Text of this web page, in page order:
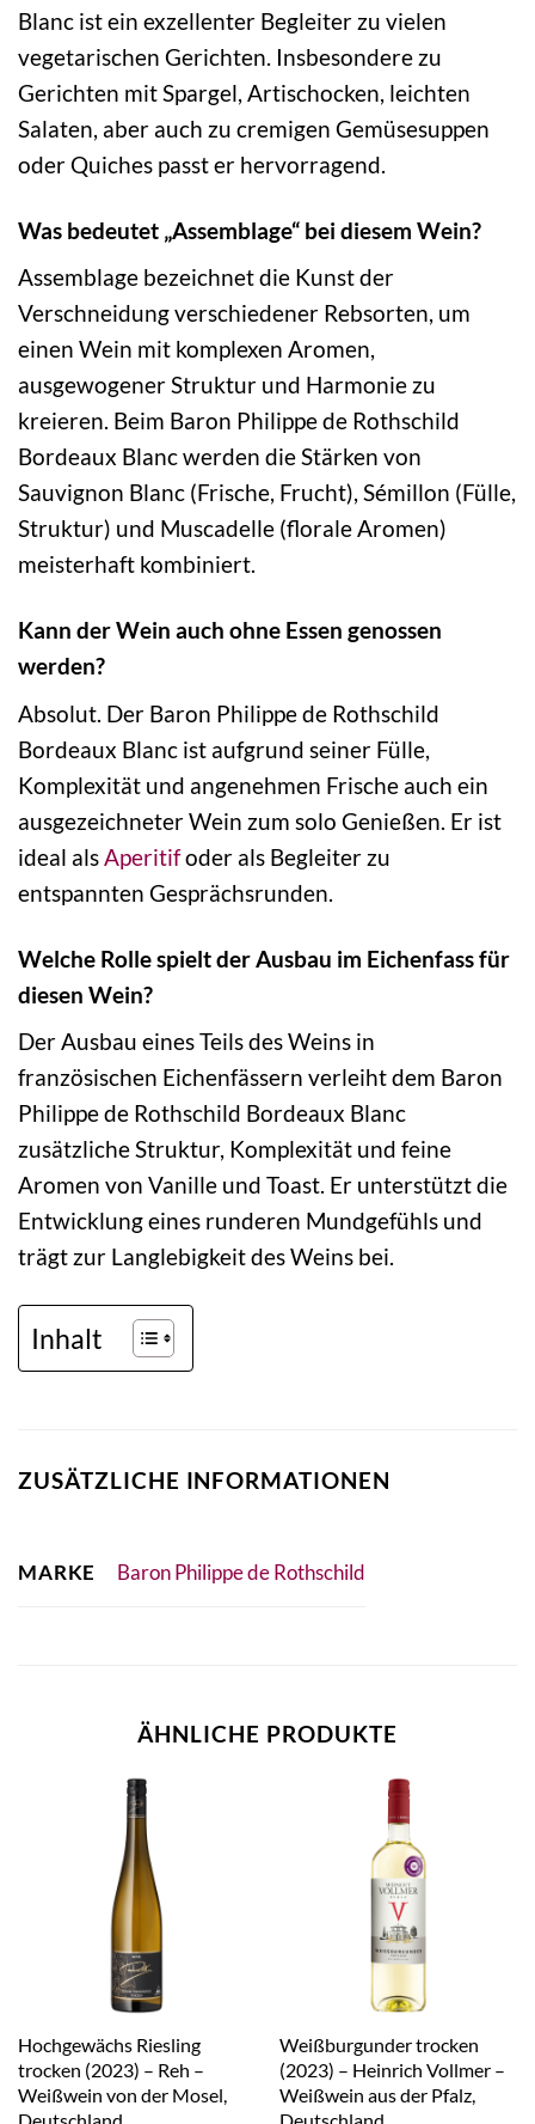
Blanc ist ein exzellenter Begleiter zu vielen
vegetarischen Gerichten. Insbesondere zu
Gerichten mit Spargel, Artischocken, leichten
Salaten, aber auch zu cremigen Gemüsesuppen
oder Quiches passt er hervorragend.
Was bedeutet „Assemblage“ bei diesem Wein?
Assemblage bezeichnet die Kunst der
Verschneidung verschiedener Rebsorten, um
einen Wein mit komplexen Aromen,
ausgewogener Struktur und Harmonie zu
kreieren. Beim Baron Philippe de Rothschild
Bordeaux Blanc werden die Stärken von
Sauvignon Blanc (Frische, Frucht), Sémillon (Fülle,
Struktur) und Muscadelle (florale Aromen)
meisterhaft kombiniert.
Kann der Wein auch ohne Essen genossen
werden?
Absolut. Der Baron Philippe de Rothschild
Bordeaux Blanc ist aufgrund seiner Fülle,
Komplexität und angenehmen Frische auch ein
ausgezeichneter Wein zum solo Genießen. Er ist
ideal alsAperitifoder als Begleiter zu
entspannten Gesprächsrunden.
Welche Rolle spielt der Ausbau im Eichenfass für
diesen Wein?
Der Ausbau eines Teils des Weins in
französischen Eichenfässern verleiht dem Baron
Philippe de Rothschild Bordeaux Blanc
zusätzliche Struktur, Komplexität und feine
Aromen von Vanille und Toast. Er unterstützt die
Entwicklung eines runderen Mundgefühls und
trägt zur Langlebigkeit des Weins bei.
Inhalt
ZUSÄTZLICHE INFORMATIONEN
MARKE Baron Philippe de Rothschild
ÄHNLICHE PRODUKTE
Hochgewächs Riesling
trocken (2023) – Reh –
Weißwein von der Mosel,
Weißburgunder trocken
(2023) – Heinrich Vollmer –
Weißwein aus der Pfalz,